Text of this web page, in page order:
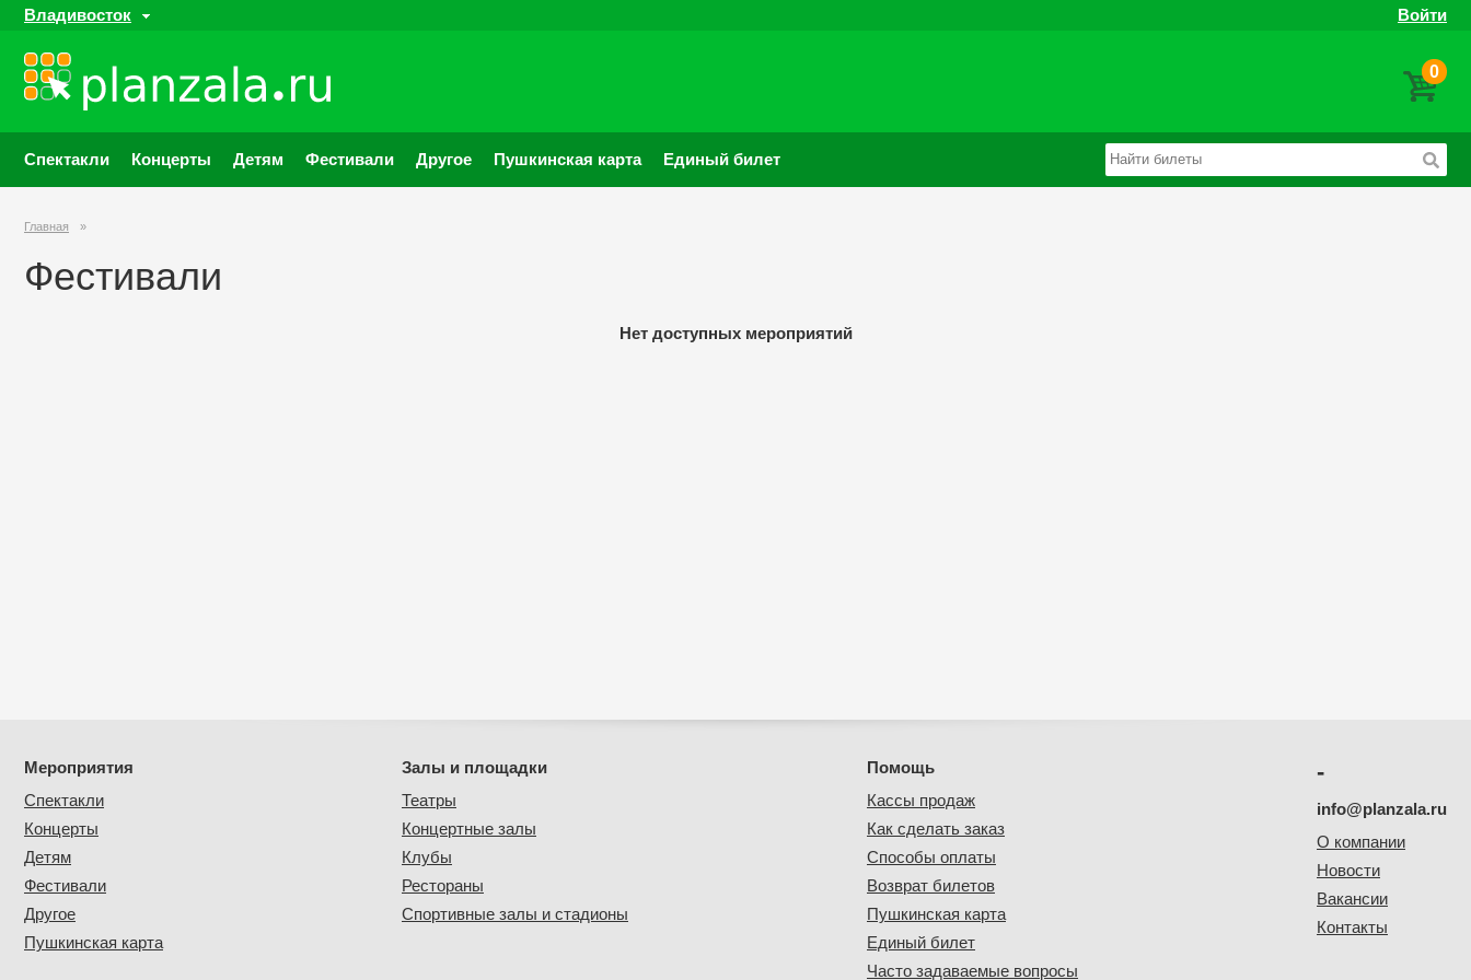
Владивосток Войти
0
Спектакли Концерты Детям Фестивали Другое Пушкинская карта Единый билет
Главная »
Фестивали
Нет доступных мероприятий
Мероприятия
Спектакли
Концерты
Детям
Фестивали
Другое
Пушкинская карта
Залы и площадки
Театры
Концертные залы
Клубы
Рестораны
Спортивные залы и стадионы
Помощь
Кассы продаж
Как сделать заказ
Способы оплаты
Возврат билетов
Пушкинская карта
Единый билет
Часто задаваемые вопросы
-
info@planzala.ru
О компании
Новости
Вакансии
Контакты